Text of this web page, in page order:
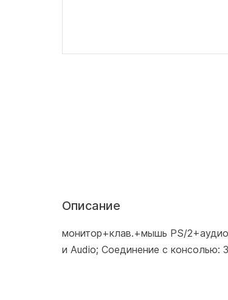
Описание
монитор+клав.+мышь PS/
и Audio; Соединение с консолью: